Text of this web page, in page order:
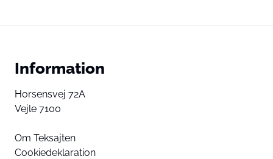
Information
Horsensvej 72A
Vejle 7100
Om Teksajten
Cookiedeklaration